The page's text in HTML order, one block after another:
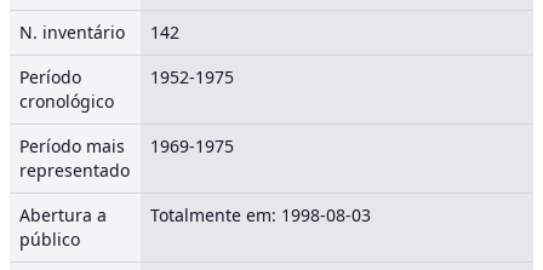
N. inventário
142
Período
cronológico
1952-1975
Período mais
representado
1969-1975
Abertura a
público
Totalmente em: 1998-08-03